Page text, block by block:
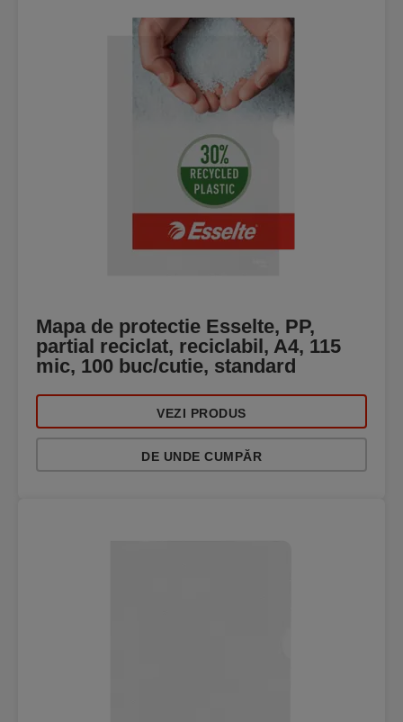
Mapa de protectie Esselte, PP,
partial reciclat, reciclabil, A4, 115
mic, 100 buc/cutie, standard
VEZI PRODUS
DE UNDE CUMPĂR